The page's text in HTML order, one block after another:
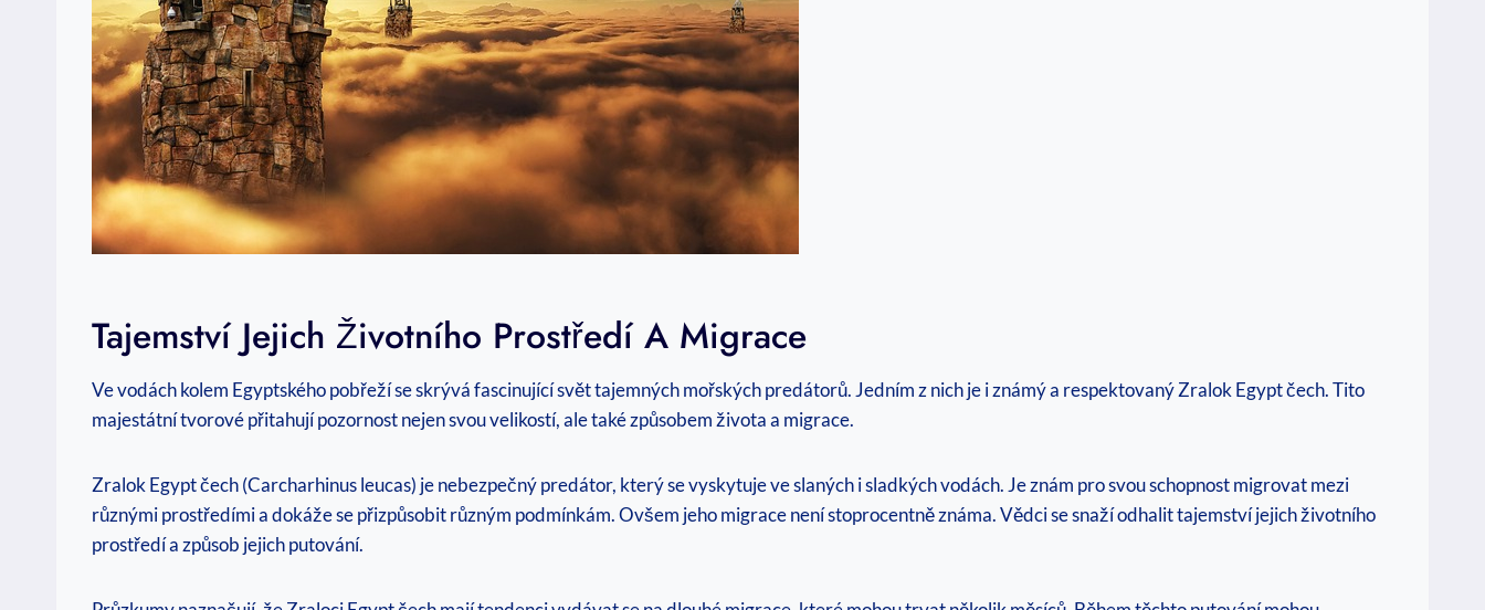
Tajemství Jejich Životního Prostředí A Migrace
Ve vodách kolem Egyptského pobřeží se skrývá fascinující svět tajemných mořských predátorů. Jedním z nich je i známý a respektovaný Zralok Egypt čech. Tito
majestátní tvorové přitahují pozornost nejen svou velikostí, ale také způsobem života a migrace.
Zralok Egypt čech (Carcharhinus leucas) je nebezpečný predátor, který se vyskytuje ve slaných i sladkých vodách. Je znám pro svou schopnost migrovat mezi
různými prostředími a dokáže se přizpůsobit různým podmínkám. Ovšem jeho migrace není stoprocentně známa. Vědci se snaží odhalit tajemství jejich životního
prostředí a způsob jejich putování.